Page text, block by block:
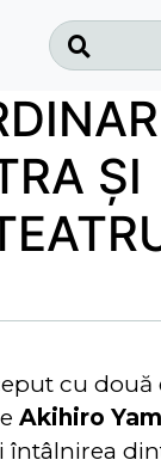
ŞI
cu
Akihiro
întâlnirea